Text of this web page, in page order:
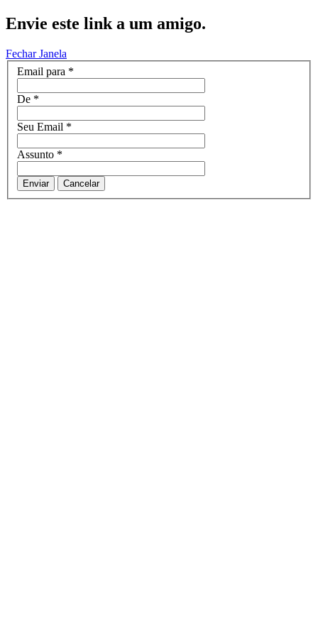
Envie este link a um amigo.
Fechar Janela
Email para *
De *
Seu Email *
Assunto *
Enviar Cancelar